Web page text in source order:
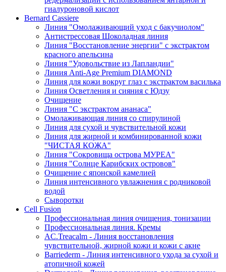
гиалуроновой кислот
Bernard Cassiere
Линия "Омолаживающий уход с бакучиолом"
Антистрессовая Шоколадная линия
Линия "Восстановление энергии" с экстрактом
красного апельсина
Линия "Удовольствие из Лапландии"
Линия Anti-Age Premium DIAMOND
Линия для кожи вокруг глаз с экстрактом василька
Линия Осветления и сияния с Юдзу
Очищение
Линия "С экстрактом ананаса"
Омолаживающая линия со спирулиной
Линия для сухой и чувствительной кожи
Линия для жирной и комбинированной кожи
"ЧИСТАЯ КОЖА"
Линия "Сокровища острова МУРЕА"
Линия "Солнце Карибских островов"
Очищение с японской камелией
Линия интенсивного увлажнения с родниковой
водой
Сыворотки
Cell Fusion
Профессиональная линия очищения, тонизации
Профессиональная линия. Кремы
AC.Treacalm - Линия восстановления
чувствительной, жирной кожи и кожи с акне
Barriederm - Линия интенсивного ухода за сухой и
атопичной кожей